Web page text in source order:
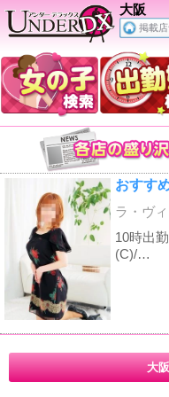
大阪
掲載
おすす
ラ・ヴ
10時出
(C)/…
大